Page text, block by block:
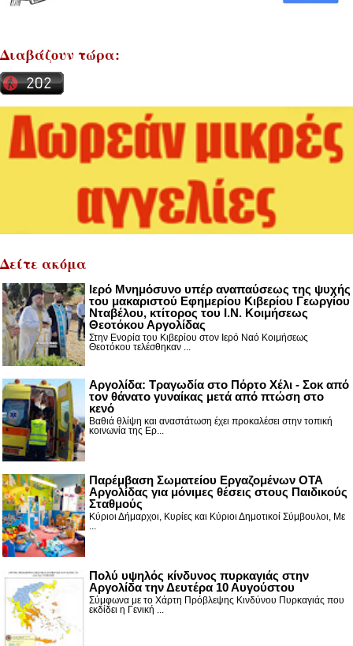
Διαβάζουν τώρα:
Δείτε ακόμα
Ιερό Μνημόσυνο υπέρ αναπαύσεως της ψυχής
του μακαριστού Εφημερίου Κιβερίου Γεωργίου
Νταβέλου, κτίτορος του Ι.Ν. Κοιμήσεως
Θεοτόκου Αργολίδας
Στην Ενορία του Κιβερίου στον Ιερό Ναό Κοιμήσεως
Θεοτόκου τελέσθηκαν ...
Αργολίδα: Τραγωδία στο Πόρτο Χέλι - Σοκ από
τον θάνατο γυναίκας μετά από πτώση στο
κενό
Βαθιά θλίψη και αναστάτωση έχει προκαλέσει στην τοπική
κοινωνία της Ερ...
Παρέμβαση Σωματείου Εργαζομένων ΟΤΑ
Αργολίδας για μόνιμες θέσεις στους Παιδικούς
Σταθμούς
Κύριοι Δήμαρχοι, Κυρίες και Κύριοι Δημοτικοί Σύμβουλοι, Με
Πολύ υψηλός κίνδυνος πυρκαγιάς στην
Αργολίδα την Δευτέρα 10 Αυγούστου
Σύμφωνα με το Χάρτη Πρόβλεψης Κινδύνου Πυρκαγιάς που
εκδίδει η Γενική ...